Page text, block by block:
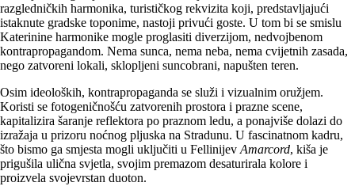
razgledničkih harmonika, turističkog rekvizita koji, predstavljajući
istaknute gradske toponime, nastoji privući goste. U tom bi se smislu
Katerinine harmonike mogle proglasiti diverzijom, nedvojbenom
kontrapropagandom. Nema sunca, nema neba, nema cvijetnih zasada,
nego zatvoreni lokali, sklopljeni suncobrani, napušten teren.
Osim ideoloških, kontrapropaganda se služi i vizualnim oružjem.
Koristi se fotogeničnošću zatvorenih prostora i prazne scene,
kapitalizira šaranje reflektora po praznom ledu, a ponajviše dolazi do
izražaja u prizoru noćnog pljuska na Stradunu. U fascinatnom kadru,
što bismo ga smjesta mogli uključiti u Fellinijev Amarcord, kiša je
prigušila ulična svjetla, svojim premazom desaturirala kolore i
proizvela svojevrstan duoton.